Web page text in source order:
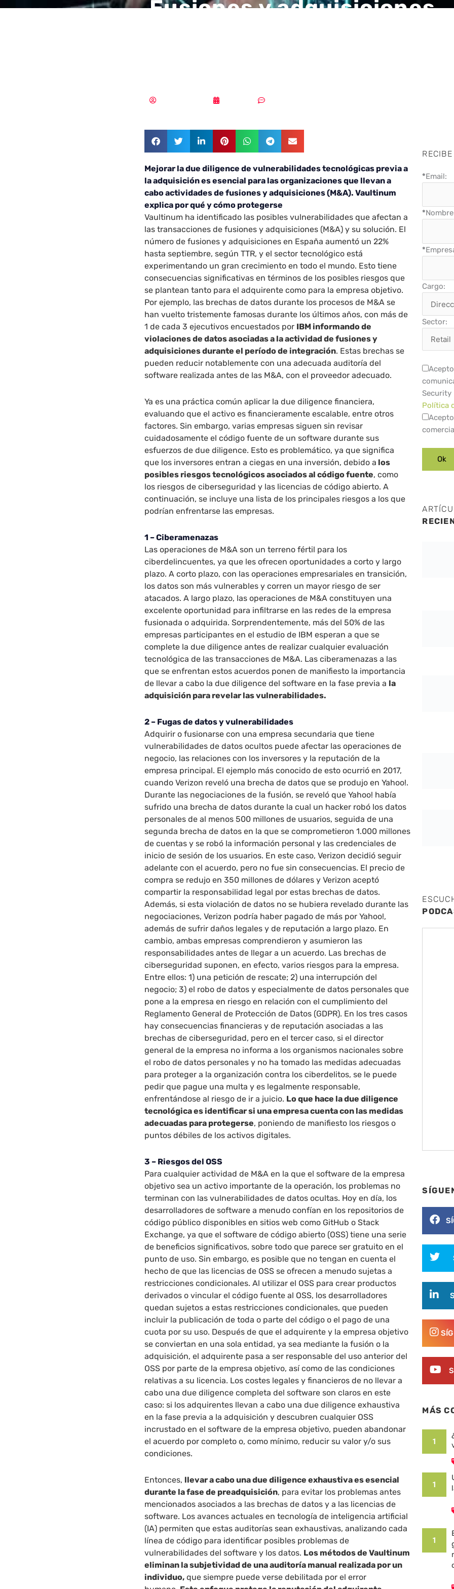
Fusiones y adquisiciones
Mejorar la due diligence de vulnerabilidades tecnológicas previa a
la adquisición es esencial para las organizaciones que llevan a
cabo actividades de fusiones y adquisiciones (M&A). Vaultinum
explica por qué y cómo protegerse
Vaultinum ha identificado las posibles vulnerabilidades que afectan a
las transacciones de fusiones y adquisiciones (M&A) y su solución. El
número de fusiones y adquisiciones en España aumentó un 22%
hasta septiembre, según TTR, y el sector tecnológico está
experimentando un gran crecimiento en todo el mundo. Esto tiene
consecuencias significativas en términos de los posibles riesgos que
se plantean tanto para el adquirente como para la empresa objetivo.
Por ejemplo, las brechas de datos durante los procesos de M&A se
han vuelto tristemente famosas durante los últimos años, con más de
1 de cada 3 ejecutivos encuestados por IBM informando de
violaciones de datos asociadas a la actividad de fusiones y
adquisiciones durante el período de integración. Estas brechas se
pueden reducir notablemente con una adecuada auditoría del
software realizada antes de las M&A, con el proveedor adecuado.
Ya es una práctica común aplicar la due diligence financiera,
evaluando que el activo es financieramente escalable, entre otros
factores. Sin embargo, varias empresas siguen sin revisar
cuidadosamente el código fuente de un software durante sus
esfuerzos de due diligence. Esto es problemático, ya que significa
que los inversores entran a ciegas en una inversión, debido a los
posibles riesgos tecnológicos asociados al código fuente, como
los riesgos de ciberseguridad y las licencias de código abierto. A
continuación, se incluye una lista de los principales riesgos a los que
podrían enfrentarse las empresas.
1 – Ciberamenazas
Las operaciones de M&A son un terreno fértil para los
ciberdelincuentes, ya que les ofrecen oportunidades a corto y largo
plazo. A corto plazo, con las operaciones empresariales en transición,
los datos son más vulnerables y corren un mayor riesgo de ser
atacados. A largo plazo, las operaciones de M&A constituyen una
excelente oportunidad para infiltrarse en las redes de la empresa
fusionada o adquirida. Sorprendentemente, más del 50% de las
empresas participantes en el estudio de IBM esperan a que se
complete la due diligence antes de realizar cualquier evaluación
tecnológica de las transacciones de M&A. Las ciberamenazas a las
que se enfrentan estos acuerdos ponen de manifiesto la importancia
de llevar a cabo la due diligence del software en la fase previa a la
adquisición para revelar las vulnerabilidades.
2 – Fugas de datos y vulnerabilidades
Adquirir o fusionarse con una empresa secundaria que tiene
vulnerabilidades de datos ocultos puede afectar las operaciones de
negocio, las relaciones con los inversores y la reputación de la
empresa principal. El ejemplo más conocido de esto ocurrió en 2017,
cuando Verizon reveló una brecha de datos que se produjo en Yahoo!.
Durante las negociaciones de la fusión, se reveló que Yahoo! había
sufrido una brecha de datos durante la cual un hacker robó los datos
personales de al menos 500 millones de usuarios, seguida de una
segunda brecha de datos en la que se comprometieron 1.000 millones
de cuentas y se robó la información personal y las credenciales de
inicio de sesión de los usuarios. En este caso, Verizon decidió seguir
adelante con el acuerdo, pero no fue sin consecuencias. El precio de
compra se redujo en 350 millones de dólares y Verizon aceptó
compartir la responsabilidad legal por estas brechas de datos.
Además, si esta violación de datos no se hubiera revelado durante las
negociaciones, Verizon podría haber pagado de más por Yahoo!,
además de sufrir daños legales y de reputación a largo plazo. En
cambio, ambas empresas comprendieron y asumieron las
responsabilidades antes de llegar a un acuerdo. Las brechas de
ciberseguridad suponen, en efecto, varios riesgos para la empresa.
Entre ellos: 1) una petición de rescate; 2) una interrupción del
negocio; 3) el robo de datos y especialmente de datos personales que
pone a la empresa en riesgo en relación con el cumplimiento del
Reglamento General de Protección de Datos (GDPR). En los tres casos
hay consecuencias financieras y de reputación asociadas a las
brechas de ciberseguridad, pero en el tercer caso, si el director
general de la empresa no informa a los organismos nacionales sobre
el robo de datos personales y no ha tomado las medidas adecuadas
para proteger a la organización contra los ciberdelitos, se le puede
pedir que pague una multa y es legalmente responsable,
enfrentándose al riesgo de ir a juicio. Lo que hace la due diligence
tecnológica es identificar si una empresa cuenta con las medidas
adecuadas para protegerse, poniendo de manifiesto los riesgos o
puntos débiles de los activos digitales.
3 – Riesgos del OSS
Para cualquier actividad de M&A en la que el software de la empresa
objetivo sea un activo importante de la operación, los problemas no
terminan con las vulnerabilidades de datos ocultas. Hoy en día, los
desarrolladores de software a menudo confían en los repositorios de
código público disponibles en sitios web como GitHub o Stack
Exchange, ya que el software de código abierto (OSS) tiene una serie
de beneficios significativos, sobre todo que parece ser gratuito en el
punto de uso. Sin embargo, es posible que no tengan en cuenta el
hecho de que las licencias de OSS se ofrecen a menudo sujetas a
restricciones condicionales. Al utilizar el OSS para crear productos
derivados o vincular el código fuente al OSS, los desarrolladores
quedan sujetos a estas restricciones condicionales, que pueden
incluir la publicación de toda o parte del código o el pago de una
cuota por su uso. Después de que el adquirente y la empresa objetivo
se conviertan en una sola entidad, ya sea mediante la fusión o la
adquisición, el adquirente pasa a ser responsable del uso anterior del
OSS por parte de la empresa objetivo, así como de las condiciones
relativas a su licencia. Los costes legales y financieros de no llevar a
cabo una due diligence completa del software son claros en este
caso: si los adquirentes llevan a cabo una due diligence exhaustiva
en la fase previa a la adquisición y descubren cualquier OSS
incrustado en el software de la empresa objetivo, pueden abandonar
el acuerdo por completo o, como mínimo, reducir su valor y/o sus
condiciones.
Entonces, llevar a cabo una due diligence exhaustiva es esencial
durante la fase de preadquisición, para evitar los problemas antes
mencionados asociados a las brechas de datos y a las licencias de
software. Los avances actuales en tecnología de inteligencia artificial
(IA) permiten que estas auditorías sean exhaustivas, analizando cada
línea de código para identificar posibles problemas de
vulnerabilidades del software y los datos. Los métodos de Vaultinum
eliminan la subjetividad de una auditoría manual realizada por un
individuo, que siempre puede verse debilitada por el error
*Email:
*
*
Cargo:
Sector:
Security
Política
MÁS
1
1
1